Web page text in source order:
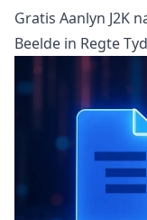
Gratis Aanlyn J2K
Beelde in Regte Tyd